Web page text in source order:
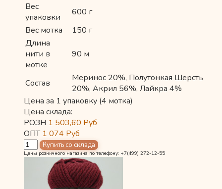
Вес
упаковки
600 г
Вес мотка
150 г
Длина
нити в
мотке
90 м
Состав
Меринос 20%, Полутонкая Шерсть
20%, Акрил 56%, Лайкра 4%
Цена за 1 упаковку (4 мотка)
Цена склада:
РОЗН 1 503,60 Руб
ОПТ 1 074 Руб
Цены розничного магазина по телефону: +7(499) 272-12-55